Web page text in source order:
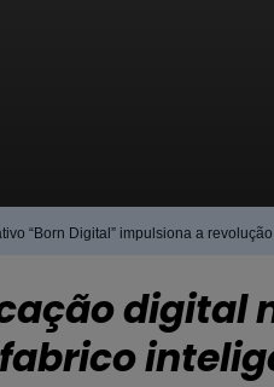
“Born Digital” impulsiona a
digital